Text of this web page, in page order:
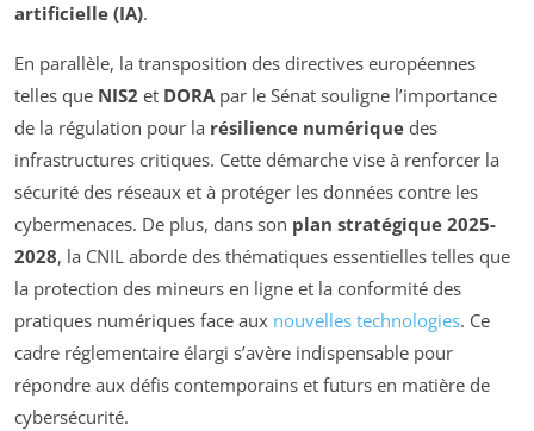
artificielle (IA).
En parallèle, la transposition des directives européennes
telles que NIS2 et DORApar le Sénat souligne l’importance
de la régulation pour la résilience numérique des
infrastructures critiques. Cette démarche vise à renforcer la
sécurité des réseaux et à protéger les données contre les
cybermenaces. De plus, dans son plan stratégique 2025-
2028, la CNIL aborde des thématiques essentielles telles que
la protection des mineurs en ligne et la conformité des
pratiques numériques face aux nouvelles technologies. Ce
cadre réglementaire élargi s’avère indispensable pour
répondre aux défis contemporains et futurs en matière de
cybersécurité.